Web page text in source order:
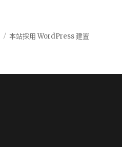
本站採用 WordPress 建置